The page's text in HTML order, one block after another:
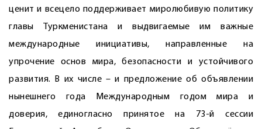
ценит и всецело поддерживает миролюбивую политику
главы Туркменистана и выдвигаемые им важные
международные инициативы, направленные на
упрочение основ мира, безопасности и устойчивого
развития. В их числе – и предложение об объявлении
нынешнего года Международным годом мира и
доверия, единогласно принятое на 73-й сессии